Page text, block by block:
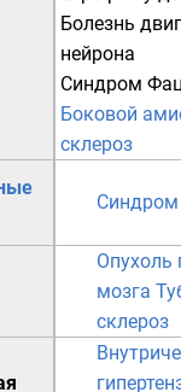
Болезнь
нейрона
Синдром
Боковой
склероз
Синдром
Опухоль
мозга
склероз